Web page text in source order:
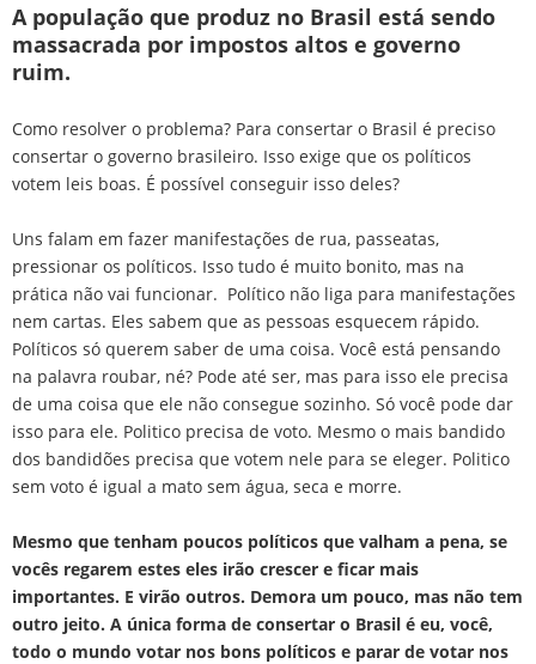
A população que produz no Brasil está sendo
massacrada por impostos altos e governo
ruim.
Como resolver o problema? Para consertar o Brasil é preciso
consertar o governo brasileiro. Isso exige que os políticos
votem leis boas. É possível conseguir isso deles?
Uns falam em fazer manifestações de rua, passeatas,
pressionar os políticos. Isso tudo é muito bonito, mas na
prática não vai funcionar. Político não liga para manifestações
nem cartas. Eles sabem que as pessoas esquecem rápido.
Políticos só querem saber de uma coisa. Você está pensando
na palavra roubar, né? Pode até ser, mas para isso ele precisa
de uma coisa que ele não consegue sozinho. Só você pode dar
isso para ele. Politico precisa de voto. Mesmo o mais bandido
dos bandidões precisa que votem nele para se eleger. Politico
sem voto é igual a mato sem água, seca e morre.
Mesmo que tenham poucos políticos que valham a pena, se
vocês regarem estes eles irão crescer e ficar mais
importantes. E virão outros. Demora um pouco, mas não tem
outro jeito. A única forma de consertar o Brasil é eu, você,
todo o mundo votar nos bons políticos e parar de votar nos